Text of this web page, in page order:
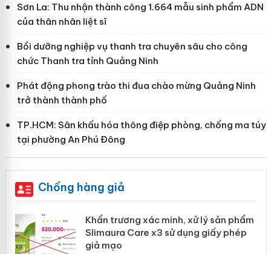
Sơn La: Thu nhận thành công 1.664 mẫu sinh phẩm ADN
của thân nhân liệt sĩ
Bồi dưỡng nghiệp vụ thanh tra chuyên sâu cho công
chức Thanh tra tỉnh Quảng Ninh
Phát động phong trào thi đua chào mừng Quảng Ninh
trở thành thành phố
TP.HCM: Sân khấu hóa thông điệp phòng, chống ma túy
tại phường An Phú Đông
Chống hàng giả
Khẩn trương xác minh, xử lý sản phẩm
Slimaura Care x3 sử dụng giấy phép
giả mạo